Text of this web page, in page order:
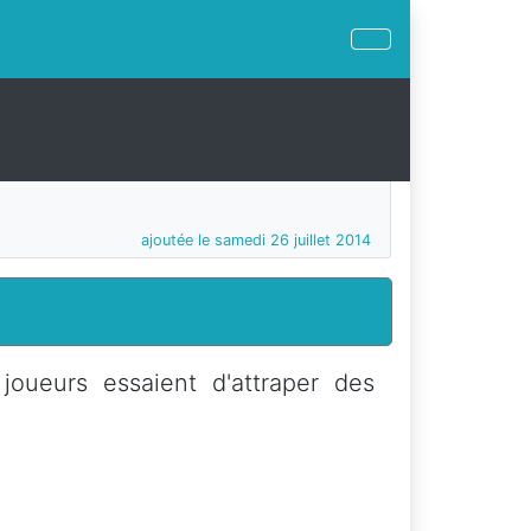
ajoutée le samedi 26 juillet 2014
essaient d'attraper des